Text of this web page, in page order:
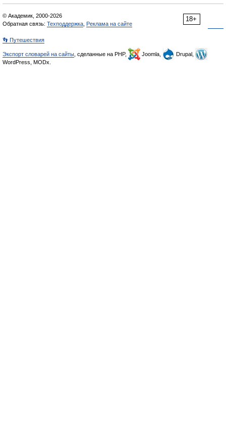
18+
© Академик, 2000-2026
Обратная связь: Техподдержка Реклама на сайте
👣 Путешествия
Экспорт словарей на сайты , сделанные на PHP, Joomla,
Drupal,
WordPress, MODx.